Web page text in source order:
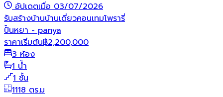
อัปเดตเมื่อ 03/07/2026
รับสร้างบ้านบ้านเดี่ยวคอนเทมโพรารี่
ปั้นหยา - panya
ราคาเริ่มต้น฿2,200,000
3 ห้อง
1 น้ำ
1 ชั้น
1118 ตร.ม